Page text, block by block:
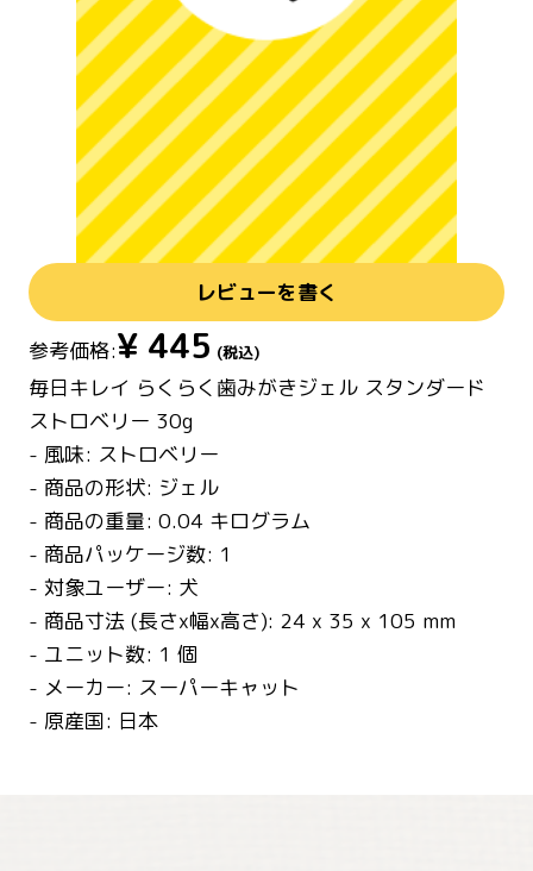
レビューを書く
参考価格:¥ 445 (税込)
毎日キレイ らくらく歯みがきジェル スタンダード
ストロベリー 30g
- 風味: ストロベリー
- 商品の形状: ジェル
- 商品の重量: 0.04 キログラム
- 商品パッケージ数: 1
- 対象ユーザー: 犬
- 商品寸法 (長さx幅x高さ): 24 x 35 x 105 mm
- ユニット数: 1 個
- メーカー: スーパーキャット
- 原産国: 日本